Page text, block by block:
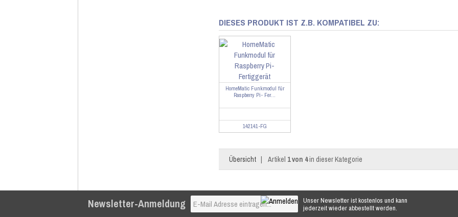
DIESES PRODUKT IST Z.B. KOMPATIBEL ZU:
HomeMatic Funkmodul für
Raspberry Pi- Fer...
142141-FG
Übersicht | Artikel 1 von 4in dieser Kategorie
Newsletter-Anmeldung
Unser Newsletter ist kostenlos und kann
jederzeit wieder abbestellt werden.